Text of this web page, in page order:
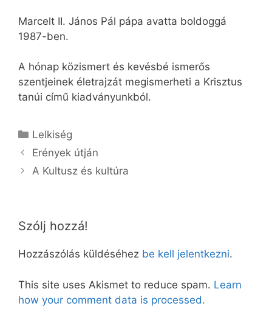
Marcelt II. János Pál pápa avatta boldoggá
1987-ben.
A hónap közismert és kevésbé ismerős
szentjeinek életrajzát megismerheti a Krisztus
tanúi című kiadványunkból.
Kategória
Lelkiség
Erények útján
A Kultusz és kultúra
Szólj hozzá!
Hozzászólás küldéséhez be kell jelentkezni.
This site uses Akismet to reduce spam. Learn
how your comment data is processed.